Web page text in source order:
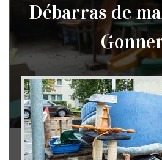
Débarras de
Débarras de